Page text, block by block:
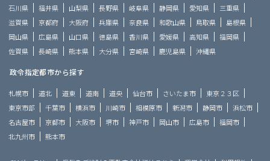
石川県
福井県 山梨県 長野県 岐阜県 静岡県 愛知県
三重県
滋賀県
京都府 大阪府 兵庫県 奈良県 和歌山県 鳥取県
島根県
岡山県
広島県 山口県 徳島県 香川県 愛媛県 高知県
福岡県
佐賀県
長崎県 熊本県 大分県 宮崎県 鹿児島県 沖縄県
政令指定都市から探す
札幌市 道北 道東 道南 道央 仙台市 さいたま市
東京２３区
東京市部
千葉市 横浜市 川崎市 相模原市 新潟市 静岡市
浜松市
名古屋市
京都市 大阪市 堺市 神戸市 岡山市 広島市
福岡市
北九州市
熊本市